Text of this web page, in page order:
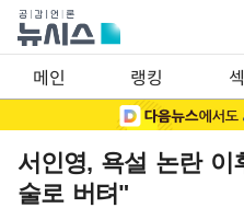
메인 랭킹
서인영, 욕설 논란 이
술로 버텨"